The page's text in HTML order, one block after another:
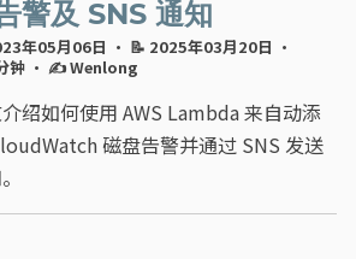
警及 SNS 通知
年05月06日 · 📝 2025年03月20日 ·
钟 · ✍ Wenlong
绍如何使用 AWS Lambda 来自动添
磁盘告警并通过 SNS 发送